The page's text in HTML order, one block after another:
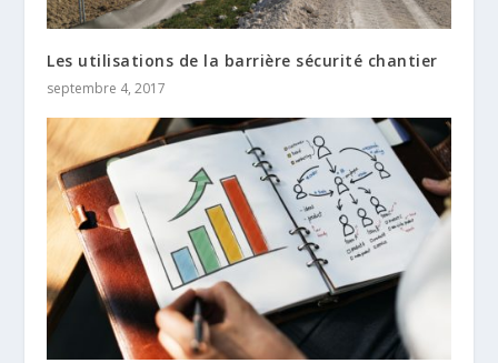
Les utilisations de la barrière sécurité chantier
septembre 4, 2017